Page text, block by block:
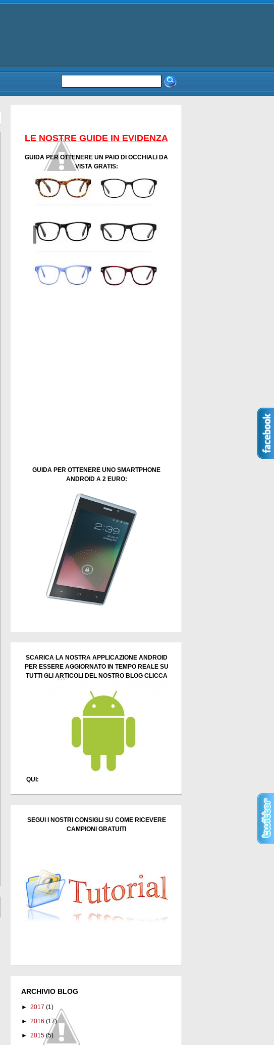
LE NOSTRE GUIDE IN EVIDENZA
GUIDA PER OTTENERE UN PAIO DI OCCHIALI DA
VISTA GRATIS:
GUIDA PER OTTENERE UNO SMARTPHONE
ANDROID A 2 EURO:
SCARICA LA NOSTRA APPLICAZIONE ANDROID
PER ESSERE AGGIORNATO IN TEMPO REALE SU
TUTTI GLI ARTICOLI DEL NOSTRO BLOG CLICCA
QUI:
SEGUI I NOSTRI CONSIGLI SU COME RICEVERE
CAMPIONI GRATUITI
ARCHIVIO BLOG
► 2017 (1)
► 2016 (17)
► 2015 (5)